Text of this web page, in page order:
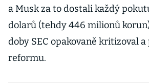
a Musk za to dostali každý
dolarů (tehdy 446 milionů
doby SEC opakovaně kritizoval
reformu.